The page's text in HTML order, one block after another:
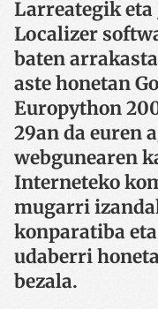
Larreategik eta
Localizer
baten
aste honetan
Europython
29an da euren
webgunearen
Interneteko
mugarri
konparatiba
udaberri
bezala.